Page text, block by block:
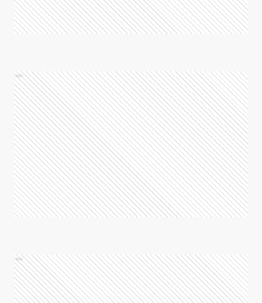
Ads
Ads